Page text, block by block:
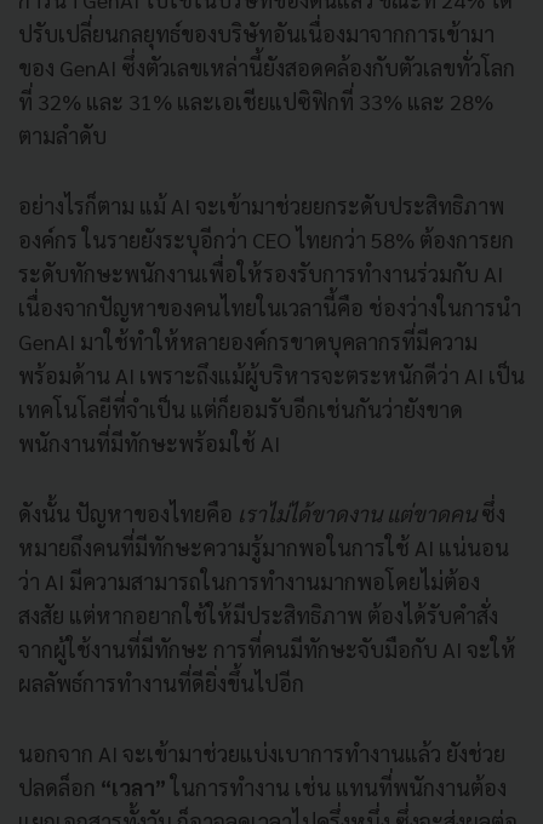
ปรับเปลี่ยนกลยุทธ์ของบริษัทอันเนื่องมาจากการเข้ามา
ของ GenAI ซึ่งตัวเลขเหล่านี้ยังสอดคล้องกับตัวเลขทั่วโลก
ที่ 32% และ 31% และเอเชียแปซิฟิกที่ 33% และ 28%
ตามลำดับ
อย่างไรก็ตาม แม้ AI จะเข้ามาช่วยยกระดับประสิทธิภาพ
องค์กร ในรายยังระบุอีกว่า CEO ไทยกว่า 58% ต้องการยก
ระดับทักษะพนักงานเพื่อให้รองรับการทำงานร่วมกับ AI
เนื่องจากปัญหาของคนไทยในเวลานี้คือ ช่องว่างในการนำ
GenAI มาใช้ทำให้หลายองค์กรขาดบุคลากรที่มีความ
พร้อมด้าน AI เพราะถึงแม้ผู้บริหารจะตระหนักดีว่า AI เป็น
เทคโนโลยีที่จำเป็น แต่ก็ยอมรับอีกเช่นกันว่ายังขาด
พนักงานที่มีทักษะพร้อมใช้ AI
ดังนั้น ปัญหาของไทยคือ เราไม่ได้ขาดงาน แต่ขาดคนซึ่ง
หมายถึงคนที่มีทักษะความรู้มากพอในการใช้ AI แน่นอน
ว่า AI มีความสามารถในการทำงานมากพอโดยไม่ต้อง
สงสัย แต่หากอยากใช้ให้มีประสิทธิภาพ ต้องได้รับคำสั่ง
จากผู้ใช้งานที่มีทักษะ การที่คนมีทักษะจับมือกับ AI จะให้
ผลลัพธ์การทำงานที่ดียิ่งขึ้นไปอีก
นอกจาก AI จะเข้ามาช่วยแบ่งเบาการทำงานแล้ว ยังช่วย
ปลดล็อก “เวลา”ในการทำงาน เช่น แทนที่พนักงานต้อง